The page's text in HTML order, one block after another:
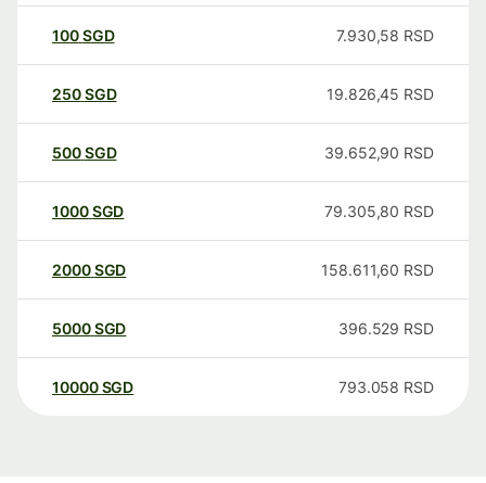
100SGD 7.930,58 RSD
250SGD 19.826,45 RSD
500SGD 39.652,90 RSD
1000SGD 79.305,80 RSD
2000SGD 158.611,60 RSD
5000SGD 396.529 RSD
10000 SGD 793.058 RSD